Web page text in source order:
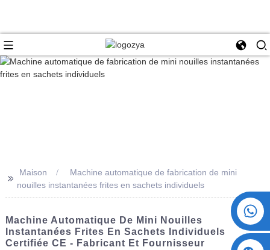
>>
Maison
Machine automatique de fabrication de mini
nouilles instantanées frites en sachets individuels
Machine Automatique De Mini Nouilles
Instantanées Frites En Sachets Individuels
Certifiée CE - Fabricant Et Fournisseur